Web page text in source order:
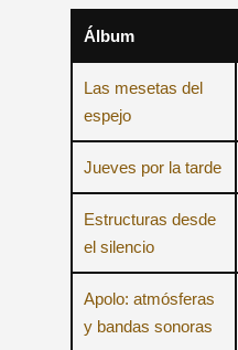
Álbum
Las mesetas del
espejo
Jueves por la tarde
Estructuras desde
el silencio
Apolo: atmósferas
y bandas sonoras